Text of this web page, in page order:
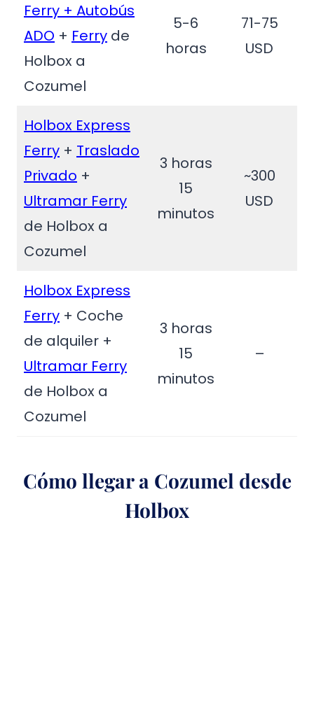
Ferry + Autobús
ADO + Ferry de
Holbox a
Cozumel
5-6
horas
71-75
USD
Holbox Express
Ferry + Traslado
Privado +
Ultramar Ferry
de Holbox a
Cozumel
3 horas
15
minutos
~300
USD
Holbox Express
Ferry + Coche
de alquiler +
Ultramar Ferry
de Holbox a
Cozumel
3 horas
15
minutos
–
Cómo llegar a Cozumel desde
Holbox